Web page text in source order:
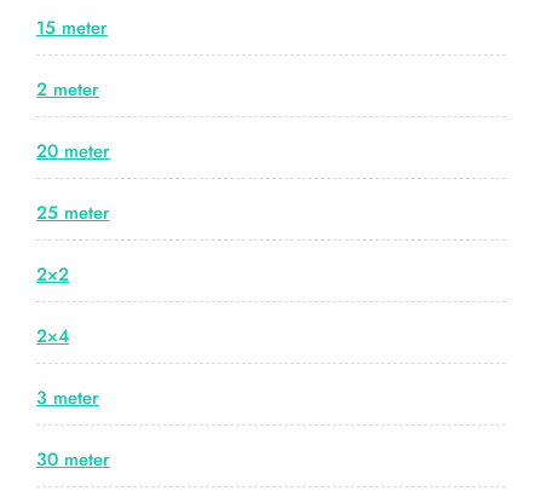
15 meter
2 meter
20 meter
25 meter
2×2
2×4
3 meter
30 meter